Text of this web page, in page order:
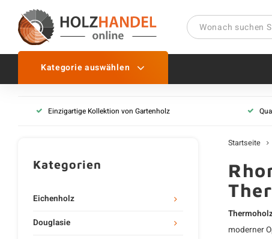
Kategorie auswählen
Thermoholz Balken
Thermoholz Bretter
Alle Thermoholz Bretter
Thermoholz Bretter
Thermoholz Bretter
Einzigartige Kollektion von Gartenholz
Kategorien
Eichenholz
Douglasie
Startseite
moderner